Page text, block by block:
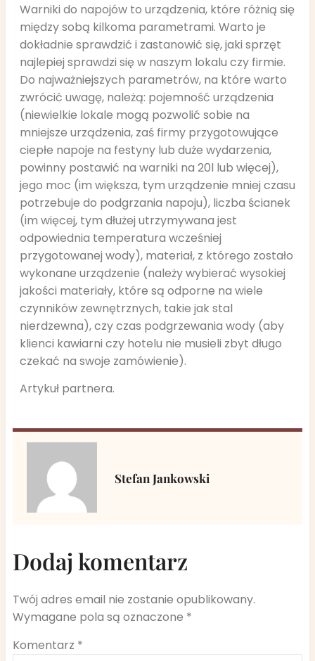
Warniki do napojów to urządzenia, które różnią się
między sobą kilkoma parametrami. Warto je
dokładnie sprawdzić i zastanowić się, jaki sprzęt
najlepiej sprawdzi się w naszym lokalu czy firmie.
Do najważniejszych parametrów, na które warto
zwrócić uwagę, należą: pojemność urządzenia
(niewielkie lokale mogą pozwolić sobie na
mniejsze urządzenia, zaś firmy przygotowujące
ciepłe napoje na festyny lub duże wydarzenia,
powinny postawić na warniki na 20l lub więcej),
jego moc (im większa, tym urządzenie mniej czasu
potrzebuje do podgrzania napoju), liczba ścianek
(im więcej, tym dłużej utrzymywana jest
odpowiednia temperatura wcześniej
przygotowanej wody), materiał, z którego zostało
wykonane urządzenie (należy wybierać wysokiej
jakości materiały, które są odporne na wiele
czynników zewnętrznych, takie jak stal
nierdzewna), czy czas podgrzewania wody (aby
klienci kawiarni czy hotelu nie musieli zbyt długo
czekać na swoje zamówienie).
Artykuł partnera.
Stefan Jankowski
Dodaj komentarz
Twój adres email nie zostanie opublikowany.
Wymagane pola są oznaczone *
Komentarz *